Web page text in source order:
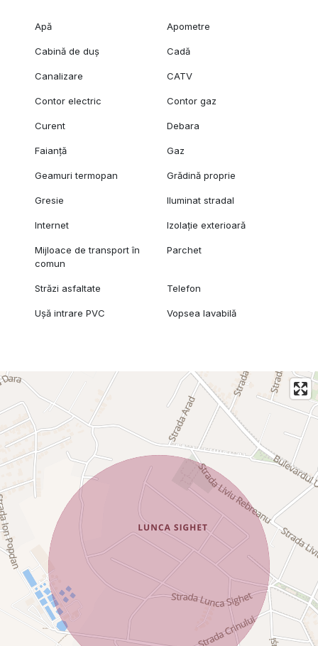
Apă Apometre
Cabină de duș Cadă
Canalizare CATV
Contor electric Contor gaz
Curent Debara
Faianță Gaz
Geamuri termopan Grădină proprie
Gresie Iluminat stradal
Internet Izolație exterioară
Mijloace de transport în
comun
Parchet
Străzi asfaltate Telefon
Ușă intrare PVC Vopsea lavabilă